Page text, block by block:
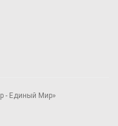
- Единый Мир»